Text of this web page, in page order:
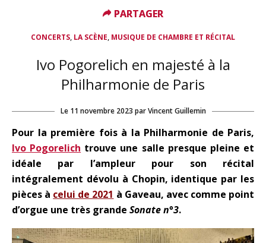
CONCERTS, LA SCÈNE, MUSIQUE DE CHAMBRE ET RÉCITAL
Ivo Pogorelich en majesté à la
Philharmonie de Paris
Le 11 novembre 2023 par Vincent Guillemin
Pour la première fois à la Philharmonie de Paris,
Ivo Pogorelich trouve une salle presque pleine et
idéale par l’ampleur pour son récital
intégralement dévolu à Chopin, identique par les
pièces à celui de 2021 à Gaveau, avec comme point
d’orgue une très grande Sonate n°3.
PARTAGER
PARTAGER